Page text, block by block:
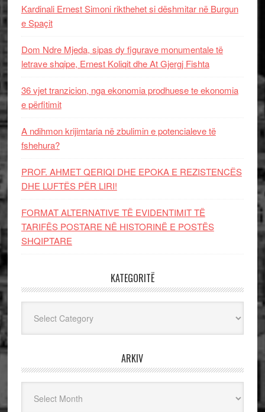
Kardinali Ernest Simoni rikthehet si dëshmitar në Burgun
e Spaçit
Dom Ndre Mjeda, sipas dy figurave monumentale të
letrave shqipe, Ernest Koliqit dhe At Gjergj Fishta
36 vjet tranzicion, nga ekonomia prodhuese te ekonomia
e përfitimit
A ndihmon krijimtaria në zbulimin e potencialeve të
fshehura?
PROF. AHMET QERIQI DHE EPOKA E REZISTENCЁS
DHE LUFTЁS PЁR LIRI!
FORMAT ALTERNATIVE TË EVIDENTIMIT TË
TARIFËS POSTARE NË HISTORINË E POSTËS
SHQIPTARE
KATEGORITË
ARKIV